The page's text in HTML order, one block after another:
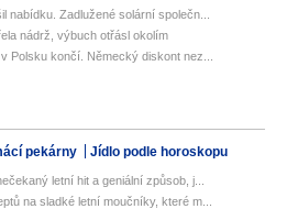
nabídku. Zadlužené solární společn...
nádrž, výbuch otřásl okolím
Polsku končí. Německý diskont nez...
pekárny Jídlo podle horoskopu
letní hit a geniální způsob, j...
na sladké letní moučníky, které m...